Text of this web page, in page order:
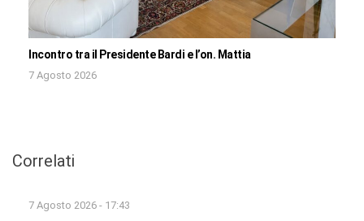
Incontro tra il Presidente Bardi e l’on. Mattia
7 Agosto 2026
Correlati
7 Agosto 2026 - 17:43